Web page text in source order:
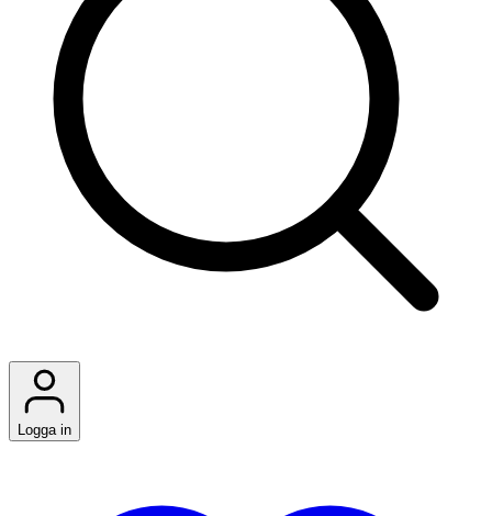
Logga in